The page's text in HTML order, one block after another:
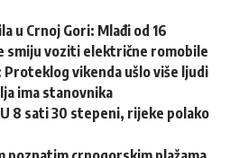
u Crnoj Gori: Mlađi od 16
smiju voziti električne romobile
Proteklog vikenda ušlo više ljudi
ima stanovnika
8 sati 30 stepeni, rijeke polako